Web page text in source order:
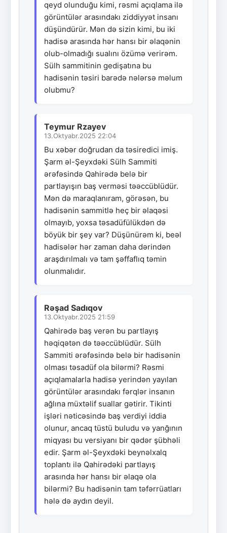
qeyd olunduğu kimi, rəsmi açıqlama ilə
görüntülər arasındakı ziddiyyət insanı
düşündürür. Mən də sizin kimi, bu iki
hadisə arasında hər hansı bir əlaqənin
olub-olmadığı sualını özümə verirəm.
Sülh sammitinin gedişatına bu
hadisənin təsiri barədə nələrsə məlum
olubmu?
Teymur Rzayev
13.Oktyabr.2025 22:04
Bu xəbər doğrudan da təsiredici imiş.
Şarm əl-Şeyxdəki Sülh Sammiti
ərəfəsində Qahirədə belə bir
partlayışın baş verməsi təəccüblüdür.
Mən də maraqlanıram, görəsən, bu
hadisənin sammitlə heç bir əlaqəsi
olmayıb, yoxsa təsadüfülükdən də
böyük bir şey var? Düşünürəm ki, beəl
hadisələr hər zaman daha dərindən
araşdırılmalı və tam şəffaflıq təmin
olunmalıdır.
Rəşad Sadıqov
13.Oktyabr.2025 21:59
Qahirədə baş verən bu partlayış
həqiqətən də təəccüblüdür. Sülh
Sammiti ərəfəsində belə bir hadisənin
olması təsadüf ola bilərmi? Rəsmi
açıqlamalarla hadisə yerindən yayılan
görüntülər arasındakı fərqlər insanın
ağlına müxtəlif suallar gətirir. Tikinti
işləri nəticəsində baş verdiyi iddia
olunur, ancaq tüstü buludu və yanğının
miqyası bu versiyanı bir qədər şübhəli
edir. Şarm əl-Şeyxdəki beynəlxalq
toplantı ilə Qahirədəki partlayış
arasında hər hansı bir əlaqə ola
bilərmi? Bu hadisənin tam təfərrüatları
hələ də aydın deyil.